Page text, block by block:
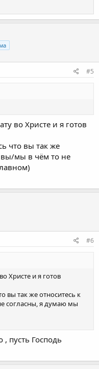
#5
во Христе и я готов
что вы так же
вы/мы в чём то не
#6
Христе и я готов
вы так же относитесь к
согласны, я думаю мы
пусть Господь